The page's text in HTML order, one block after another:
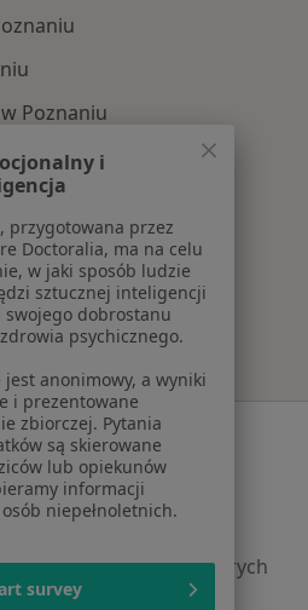
Poznaniu
Najczęście leczone
Serwis
pacjentów
profesjonalistów, których
samodzielnie
i
przygotowana przez
Doctoralia, ma na celu
w jaki sposób ludzie
sztucznej inteligencji
swojego dobrostanu
psychicznego.
jest anonimowy, a wyniki
i prezentowane
zbiorczej. Pytania
są skierowane
lub opiekunów
informacji
niepełnoletnich.
survey